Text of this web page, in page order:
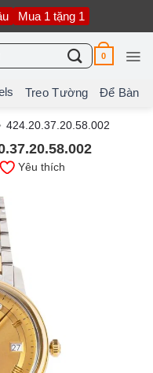
Mua 1 tặng 1
0
Treo Tường Để Bàn
424.20.37.20.58.002
Yêu thích